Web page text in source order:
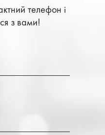
телефон і
з вами!